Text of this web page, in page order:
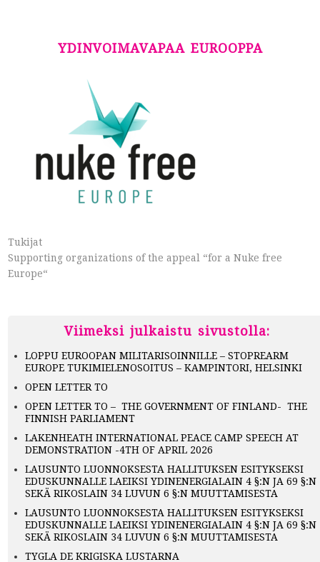
YDINVOIMAVAPAA EUROOPPA
Tukijat
Supporting organizations of the appeal “for a Nuke free
Europe“
Viimeksi julkaistu sivustolla:
LOPPU EUROOPAN MILITARISOINNILLE – STOPREARM
EUROPE TUKIMIELENOSOITUS – KAMPINTORI, HELSINKI
OPEN LETTER TO
OPEN LETTER TO – THE GOVERNMENT OF FINLAND- THE
FINNISH PARLIAMENT
LAKENHEATH INTERNATIONAL PEACE CAMP SPEECH AT
DEMONSTRATION -4TH OF APRIL 2026
LAUSUNTO LUONNOKSESTA HALLITUKSEN ESITYKSEKSI
EDUSKUNNALLE LAEIKSI YDINENERGIALAIN 4 §:N JA 69 §:N
SEKÄ RIKOSLAIN 34 LUVUN 6 §:N MUUTTAMISESTA
LAUSUNTO LUONNOKSESTA HALLITUKSEN ESITYKSEKSI
EDUSKUNNALLE LAEIKSI YDINENERGIALAIN 4 §:N JA 69 §:N
SEKÄ RIKOSLAIN 34 LUVUN 6 §:N MUUTTAMISESTA
TYGLA DE KRIGISKA LUSTARNA